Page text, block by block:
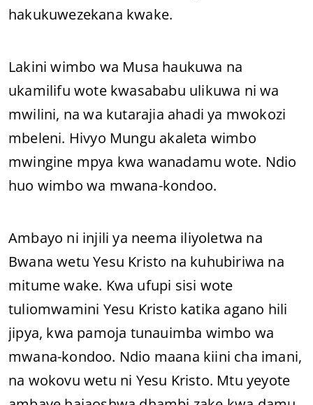
hakukuwezekana kwake.
Lakini wimbo wa Musa haukuwa na
ukamilifu wote kwasababu ulikuwa ni wa
mwilini, na wa kutarajia ahadi ya mwokozi
mbeleni. Hivyo Mungu akaleta wimbo
mwingine mpya kwa wanadamu wote. Ndio
huo wimbo wa mwana-kondoo.
Ambayo ni injili ya neema iliyoletwa na
Bwana wetu Yesu Kristo na kuhubiriwa na
mitume wake. Kwa ufupi sisi wote
tuliomwamini Yesu Kristo katika agano hili
jipya, kwa pamoja tunauimba wimbo wa
mwana-kondoo. Ndio maana kiini cha imani,
na wokovu wetu ni Yesu Kristo. Mtu yeyote